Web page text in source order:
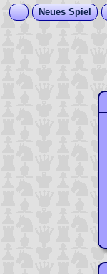
Neues Spiel